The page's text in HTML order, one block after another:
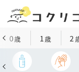
0歳 1歳 2